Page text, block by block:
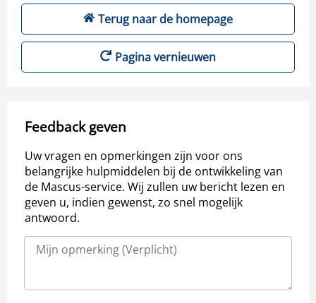
Terug naar de homepage
Pagina vernieuwen
Feedback geven
Uw vragen en opmerkingen zijn voor ons
belangrijke hulpmiddelen bij de ontwikkeling van
de Mascus-service. Wij zullen uw bericht lezen en
geven u, indien gewenst, zo snel mogelijk
antwoord.